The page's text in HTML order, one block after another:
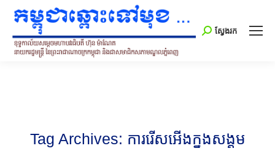
Search:
ស្វែងរក
Tag Archives: ការរើសអើងក្នុងសង្គម